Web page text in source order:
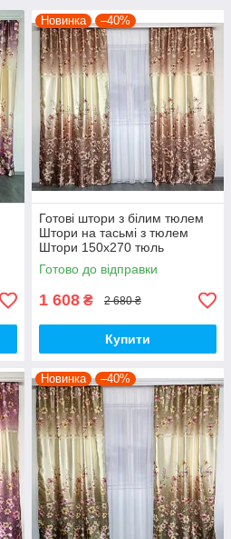
Новинка –40%
Готові штори з білим тюлем
Штори на тасьмі з тюлем
Штори 150х270 тюль
400х270 Штори з тюлем-
Коричневий
Готово до відправки
1 608 ₴ 2 680 ₴
Купити
Новинка –40%